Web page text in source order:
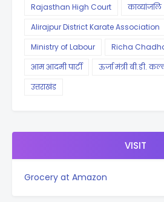
Rajasthan High Court
काव्यांजलि
Alirajpur District Karate Association
Ministry of Labour
Richa
आम आदमी पार्टी
ऊर्जा मंत्री बी.डी.
उत्तराखंड
VISIT
Grocery at Amazon